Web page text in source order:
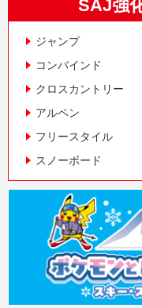
SAJ強
ジャンプ
コンバインド
クロスカントリー
アルペン
フリースタイル
スノーボード